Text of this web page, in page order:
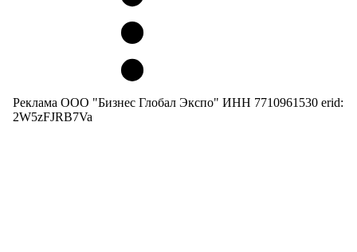
Реклама ООО "Бизнес Глобал Экспо" ИНН 7710961530 erid:
2W5zFJRB7Va